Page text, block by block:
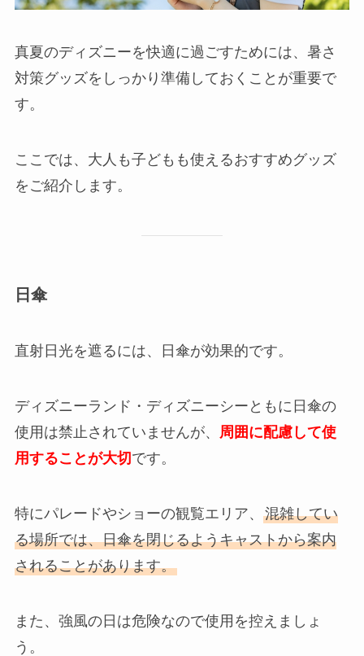
真夏のディズニーを快適に過ごすためには、暑さ
対策グッズをしっかり準備しておくことが重要で
す。
ここでは、大人も子どもも使えるおすすめグッズ
をご紹介します。
日傘
直射日光を遮るには、日傘が効果的です。
ディズニーランド・ディズニーシーともに日傘の
使用は禁止されていませんが、 周囲に配慮して使
用することが大切 です。
特にパレードやショーの観覧エリア、 混雑してい
る場所では、日傘を閉じるようキャストから案内
されることがあります。
また、強風の日は危険なので使用を控えましょ
う。